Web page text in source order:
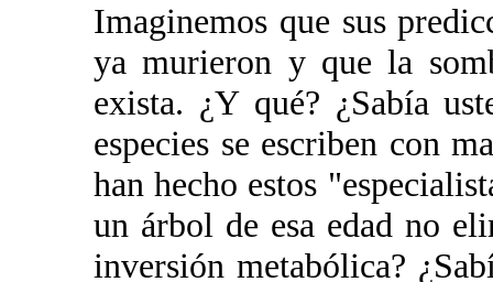
Imaginemos que sus
ya murieron y que la
exista. ¿Y qué? ¿Sabía
especies se escriben con
han hecho estos
un árbol de esa edad no
inversión metabólica?